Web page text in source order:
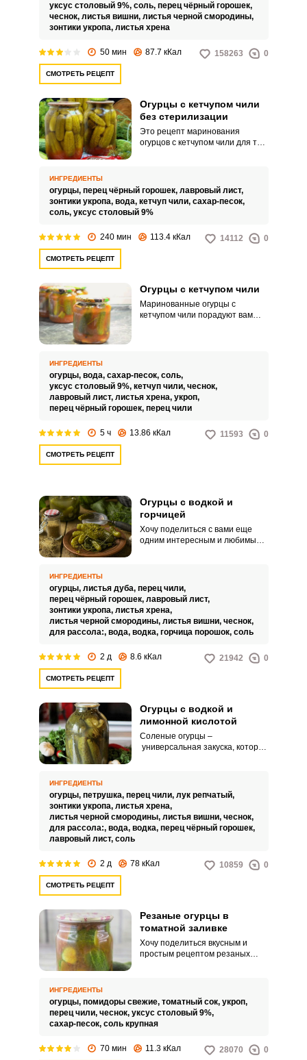
пикантная закуска внесет
разнообразие в привычный
рацион семьи или в
стол.
уксус столовый 9%, соль, перец чёрный горошек,
чеснок, листья вишни, листья черной смородины,
зонтики укропа, листья хрена
50 мин 87.7 кКал 158263 0
СМОТРЕТЬ РЕЦЕПТ
Огурцы с кетчупом чили
без стерилизации
Это рецепт маринования
огурцов с кетчупом чили для тех
возможности это сделать.
Маринуем огурцы методом
тройной заливки.
ИНГРЕДИЕНТЫ
огурцы, перец чёрный горошек, лавровый лист,
зонтики укропа, вода, кетчуп чили, сахар-песок,
соль, уксус столовый 9%
240 мин 113.4 кКал 14112 0
СМОТРЕТЬ РЕЦЕПТ
Огурцы с кетчупом чили
Маринованные огурцы с
кетчупом чили порадуют вам
ИНГРЕДИЕНТЫ
огурцы, вода, сахар-песок, соль,
уксус столовый 9%, кетчуп чили, чеснок,
лавровый лист, листья хрена, укроп,
перец чёрный горошек, перец чили
5 ч 13.86 кКал 11593 0
СМОТРЕТЬ РЕЦЕПТ
Огурцы с водкой и
горчицей
Хочу поделиться с вами еще
одним интересным и любимым
невероятным запахом и вкусом.
ИНГРЕДИЕНТЫ
огурцы, листья дуба, перец чили,
перец чёрный горошек, лавровый лист,
зонтики укропа, листья хрена,
листья черной смородины, листья вишни, чеснок,
для рассола:, вода, водка, горчица порошок, соль
2 д 8.6 кКал 21942 0
СМОТРЕТЬ РЕЦЕПТ
Огурцы с водкой и
лимонной кислотой
Соленые огурцы –
универсальная закуска, которую
самостоятельной закуски или
для приготовления
рассольников, солянок, а также
популярных салатов, типа
винегрета или салата оливье.
ИНГРЕДИЕНТЫ
огурцы, петрушка, перец чили, лук репчатый,
зонтики укропа, листья хрена,
листья черной смородины, листья вишни, чеснок,
для рассола:, вода, водка, перец чёрный горошек,
лавровый лист, соль
2 д 78 кКал 10859 0
СМОТРЕТЬ РЕЦЕПТ
Резаные огурцы в
томатной заливке
Хочу поделиться вкусным и
простым рецептом резаных
сбалансированным по вкусу
маринадом.
ИНГРЕДИЕНТЫ
огурцы, помидоры свежие, томатный сок, укроп,
перец чили, чеснок, уксус столовый 9%,
сахар-песок, соль крупная
70 мин 11.3 кКал 28070 0